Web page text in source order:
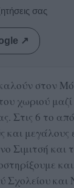
σας
↗
στον
χωριού
6 το
και μεγάλους
Σιμιτσή και
και